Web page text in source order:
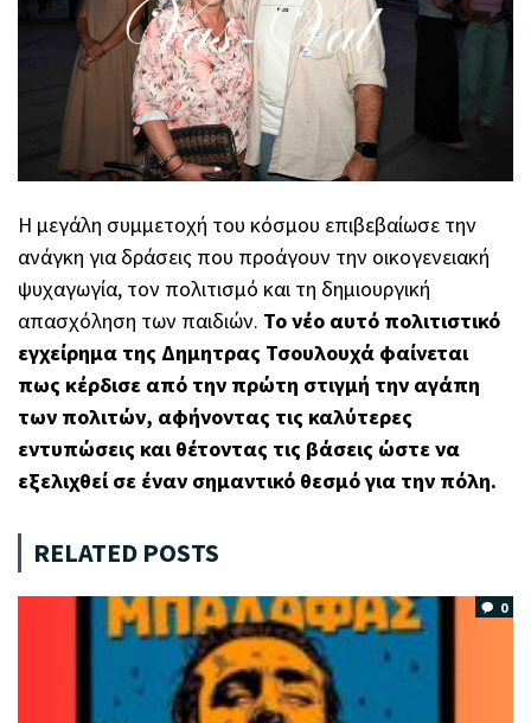
Η μεγάλη συμμετοχή του κόσμου επιβεβαίωσε την
ανάγκη για δράσεις που προάγουν την οικογενειακή
ψυχαγωγία, τον πολιτισμό και τη δημιουργική
απασχόληση των παιδιών. Το νέο αυτό πολιτιστικό
εγχείρημα της Δημητρας Τσουλουχά φαίνεται
πως κέρδισε από την πρώτη στιγμή την αγάπη
των πολιτών, αφήνοντας τις καλύτερες
εντυπώσεις και θέτοντας τις βάσεις ώστε να
εξελιχθεί σε έναν σημαντικό θεσμό για την πόλη.
RELATED POSTS
0